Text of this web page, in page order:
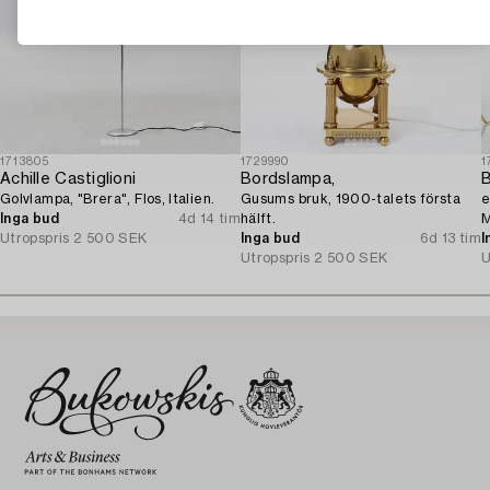
1713805
Achille Castiglioni
Golvlampa, "Brera", Flos, Italien.
Inga bud
4d 14 tim
Utropspris 2 500 SEK
1729990
Bordslampa,
Gusums bruk, 1900-talets första
hälft.
Inga bud
6d 13 tim
Utropspris 2 500 SEK